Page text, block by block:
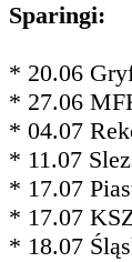
Sparingi:
* 20.06
* 27.06
* 04.07
* 11.07
* 17.07
* 17.07
* 18.07